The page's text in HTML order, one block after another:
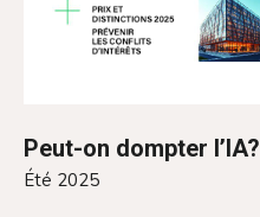
Peut-on dompter l’IA?
Été 2025